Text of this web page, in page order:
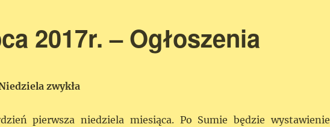
2017r. – Ogłoszenia
zwykła
pierwsza niedziela miesiąca. Po Sumie będzie wystawienie